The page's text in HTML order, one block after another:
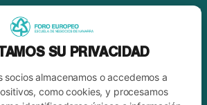
SU PRIVACIDAD
socios almacenamos o accedemos a
como cookies, y procesamos